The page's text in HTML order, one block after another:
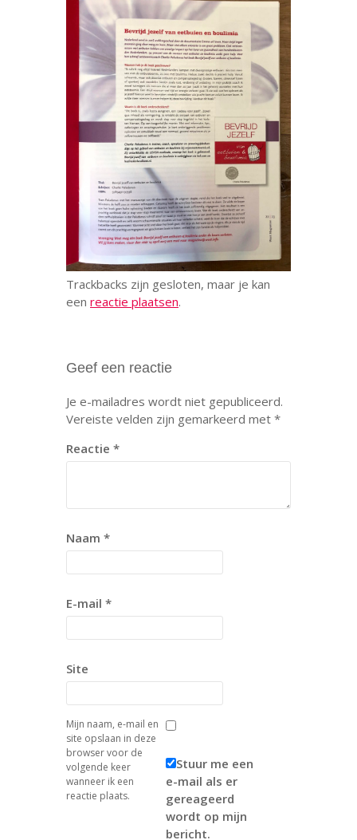
Trackbacks zijn gesloten, maar je kan
een reactie plaatsen.
Geef een reactie
Je e-mailadres wordt niet gepubliceerd.
Vereiste velden zijn gemarkeerd met *
Reactie *
Naam *
E-mail *
Site
Mijn naam, e-mail en
site opslaan in deze
browser voor de
volgende keer
wanneer ik een
reactie plaats.
Stuur me een
e-mail als er
gereageerd
wordt op mijn
bericht.